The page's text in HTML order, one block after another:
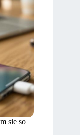
sie so